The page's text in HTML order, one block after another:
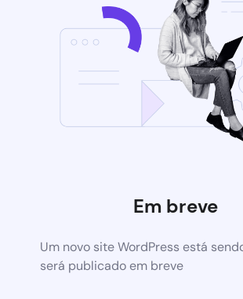
Em breve
Um novo site WordPress está
será publicado em breve